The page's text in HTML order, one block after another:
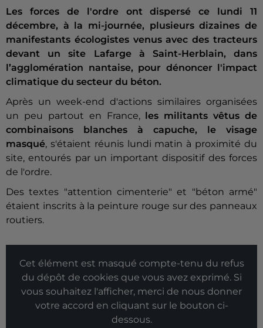
Les forces de l'ordre ont dispersé ce lundi 11
décembre, à la mi-journée, plusieurs dizaines de
manifestants écologistes venus avec des tracteurs
devant un site Lafarge à Saint-Herblain, dans
l’agglomération nantaise, pour dénoncer l'impact
climatique du secteur du béton.
Après un week-end d'actions similaires organisées
un peu partout en France,
les militants vêtus de
combinaisons blanches à capuche, le visage
masqué, s'étaient réunis lundi matin à proximité du
site, entourés par un important dispositif des forces
de l'ordre.
Des textes "attention cimenterie" et "béton armé"
étaient inscrits à la peinture rouge sur des panneaux
routiers.
Cet élément est masqué compte-tenu du refus
du dépôt de cookies que vous avez exprimé. Si
vous souhaitez l'afficher, merci de nous donner
votre accord en cliquant sur le bouton ci-
dessous.